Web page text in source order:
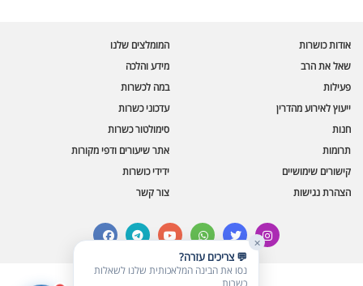
אודות כושרות
שאל את הרב
פעילות
ייעוץ לאירוע מהדרין
המומלצים שלנו
מידע והלכה
במה לכשרות
עדכוני כשרות
חנות
תרומות
קישורים שימושיים
הצהרת נגישות
סימולטור כשרות
אתר שיעורים ודפי מקורות
ידידי כושרות
צור קשר
facebooktelegramyoutubewhatsapptwitter
instagram
🪲 בדיקת חרקים
מספר כושרות ומאמרי האתר
🔀 תערובות כלים ומאכלים
✕
💬 צריכים עזרה?
נסו את הבינה המלאכותית שלנו לשאלות
כשרות